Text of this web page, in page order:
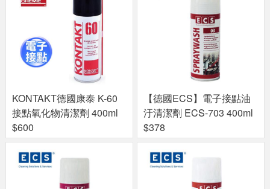
KONTAKT德國康泰 K-60
接點氧化物清潔劑 400ml
$600
【德國ECS】電子接點油
汙清潔劑 ECS-703 400ml
$378